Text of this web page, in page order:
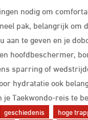
nodig om
pak, belangrijk om
te geven en je
hoofdbeschermer,
sparring of
hydratatie ook
Taekwondo-reis te
geschiedenis hoge